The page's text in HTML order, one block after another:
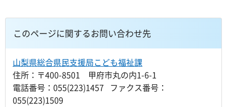
このページに関するお問い合わせ先
山梨県総合県民支援局こども福祉課
住所：〒400-8501 甲府市丸の内1-6-1
電話番号：055(223)1457 ファクス番号：
055(223)1509